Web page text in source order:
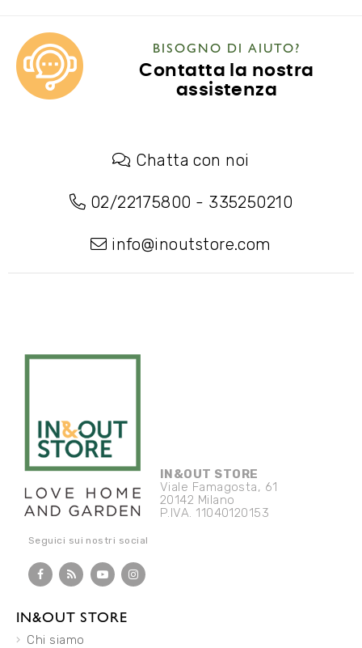
BISOGNO DI AIUTO?
Contatta la nostra
assistenza
Chatta con noi
02/22175800 - 335250210
info@inoutstore.com
IN&OUT STORE
Viale Famagosta, 61
20142 Milano
P.IVA. 11040120153
Seguici sui nostri social
IN&OUT STORE
Chi siamo